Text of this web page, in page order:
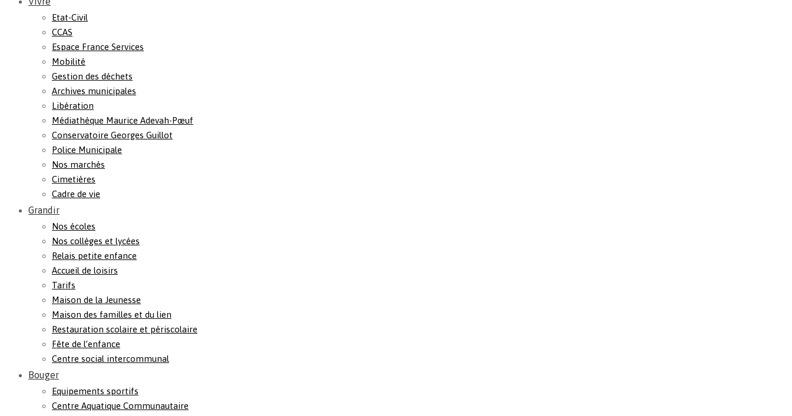
Etat-Civil
CCAS
Espace France Services
Mobilité
Gestion des déchets
Archives municipales
Libération
Médiathèque Maurice Adevah-Pœuf
Conservatoire Georges Guillot
Police Municipale
Nos marchés
Cimetières
Cadre de vie
Grandir
Nos écoles
Nos collèges et lycées
Relais petite enfance
Accueil de loisirs
Tarifs
Maison de la Jeunesse
Maison des familles et du lien
Restauration scolaire et périscolaire
Fête de l’enfance
Centre social intercommunal
Bouger
Equipements sportifs
Centre Aquatique Communautaire